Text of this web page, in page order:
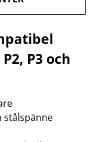
P3 och
stålspänne